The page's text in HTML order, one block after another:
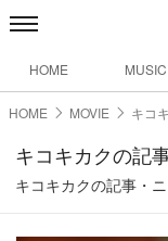
HOME MUSIC
HOME MOVIE キコ
キコキカクの記
キコキカクの記事・